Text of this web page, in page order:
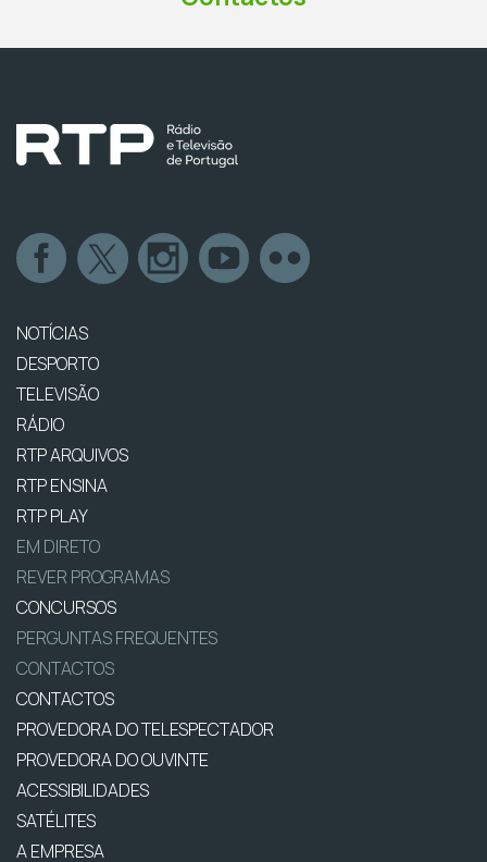
NOTÍCIAS
DESPORTO
TELEVISÃO
RÁDIO
RTP ARQUIVOS
RTP ENSINA
RTP PLAY
EM DIRETO
REVER PROGRAMAS
CONCURSOS
PERGUNTAS FREQUENTES
CONTACTOS
CONTACTOS
PROVEDORA DO TELESPECTADOR
PROVEDORA DO OUVINTE
ACESSIBILIDADES
SATÉLITES
A EMPRESA